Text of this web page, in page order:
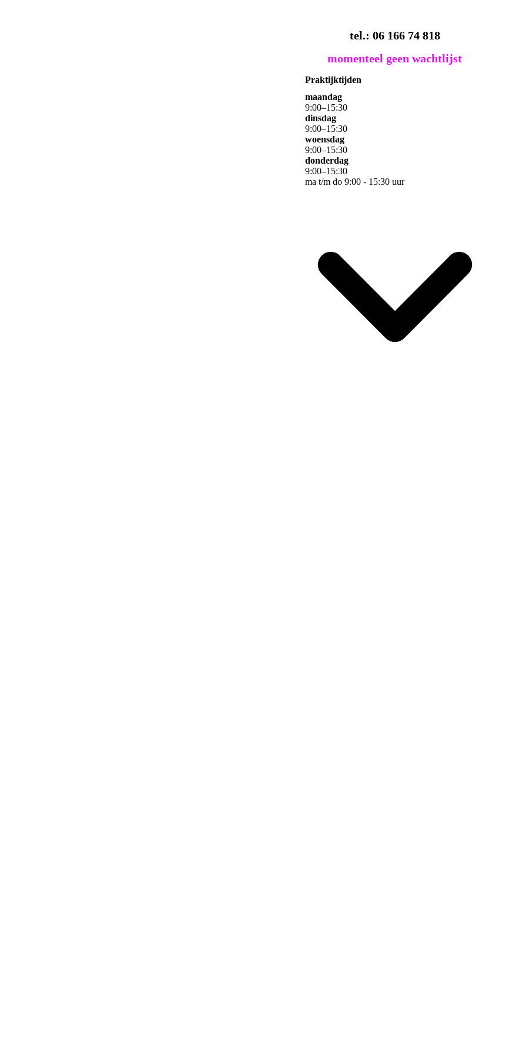
tel.: 06 166 74 818
momenteel geen wachtlijst
Praktijktijden
maandag
9:00–15:30
dinsdag
9:00–15:30
woensdag
9:00–15:30
donderdag
9:00–15:30
ma t/m do 9:00 - 15:30 uur